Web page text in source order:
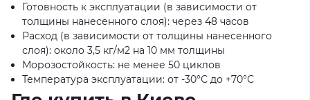
Готовность к эксплуатации (в зависимости от
толщины нанесенного слоя): через 48 часов
Расход (в зависимости от толщины нанесенного
слоя): около 3,5 кг/м2 на 10 мм толщины
Морозостойкость: не менее 50 циклов
Температура эксплуатации: от -30°С до +70°С